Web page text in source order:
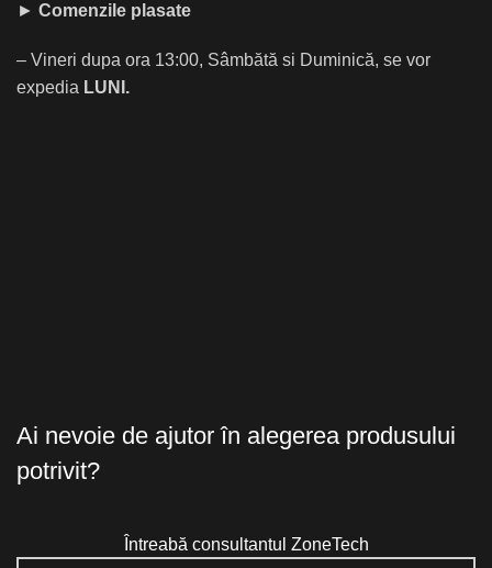
► Comenzile plasate
– Vineri dupa ora 13:00, Sâmbătă si Duminică, se vor
expedia LUNI.
Ai nevoie de ajutor în alegerea produsului
potrivit?
Întreabă consultantul ZoneTech